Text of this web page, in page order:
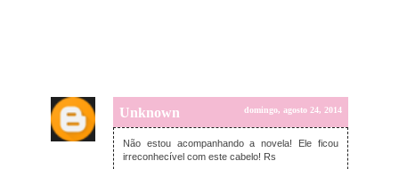
Unknown domingo, agosto 24, 2014
Não estou acompanhando a novela! Ele ficou
irreconhecível com este cabelo! Rs